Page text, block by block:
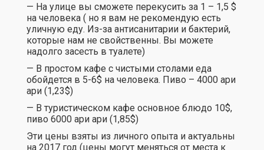
— На улице вы сможете перекусить за 1 – 1,5 $
на человека ( но я вам не рекомендую есть
уличную еду. Из-за антисанитарии и бактерий,
которые нам не свойственны. Вы можете
надолго засесть в туалете)
— В простом кафе с чистыми столами еда
обойдется в 5-6$ на человека. Пиво – 4000 ари
ари (1,23$)
— В туристическом кафе основное блюдо 10$,
пиво 6000 ари ари (1,85$)
Эти цены взяты из личного опыта и актуальны
на 2017 год (цены могут меняться от места к